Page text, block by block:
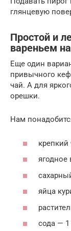
глянцевую
Простой и
вареньем
Еще один
привычного
чай. А для
орешки.
Нам
крепкий
ягодное
яйца
сода — 1